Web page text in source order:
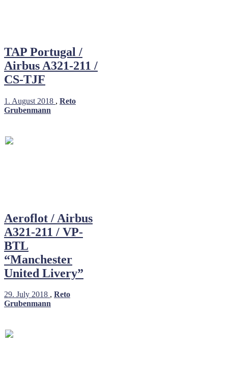
TAP Portugal /
Airbus A321-211 /
CS-TJF
1. August 2018 , Reto
Grubenmann
Aeroflot / Airbus
A321-211 / VP-
BTL
“Manchester
United Livery”
29. July 2018 , Reto
Grubenmann